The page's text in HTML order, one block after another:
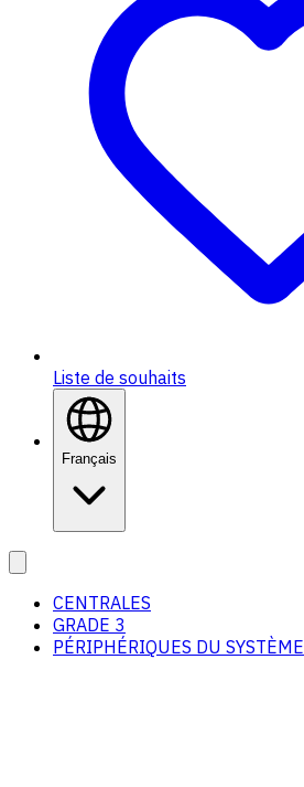
Liste de souhaits
Français
CENTRALES
GRADE 3
PÉRIPHÉRIQUES DU SYSTÈME